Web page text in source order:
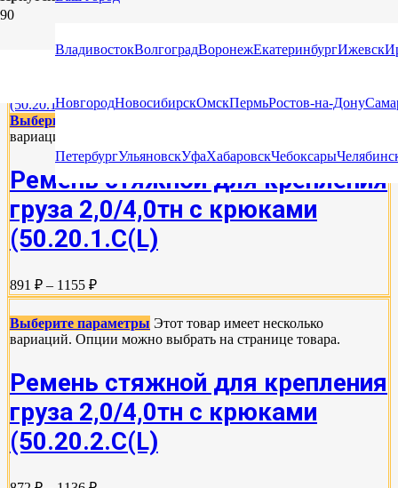
ВладивостокВолгоградВоронежЕкатеринбургИжевск
НовгородНовосибирскОмскПермьРостов-на-Дону
ПетербургУльяновскУфаХабаровскЧебоксары
КРЕПЛЕНИЕ ГРУЗА НА ЛЕСОВОЗЕ
Выберите параметры
вариаций. Опции можно выбрать на странице товара.
Ремень стяжной для крепления
груза 2,0/4,0тн с крюками
(50.20.1.С(L)
891 ₽ – 1155 ₽
Выберите параметры Этот товар имеет несколько
вариаций. Опции можно выбрать на странице товара.
Ремень стяжной для крепления
груза 2,0/4,0тн с крюками
(50.20.2.C(L)